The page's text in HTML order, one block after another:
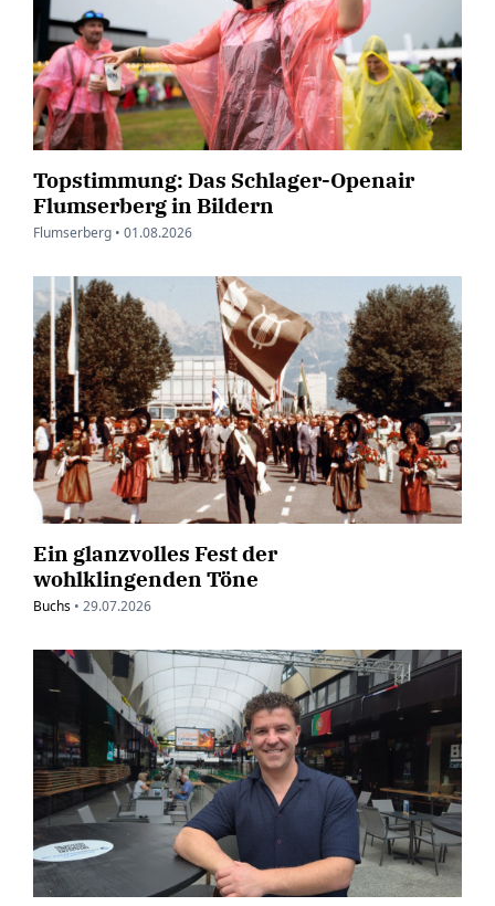
Topstimmung: Das Schlager-Openair
Flumserberg in Bildern
Flumserberg • 01.08.2026
Ein glanzvolles Fest der
wohlklingenden Töne
Buchs • 29.07.2026